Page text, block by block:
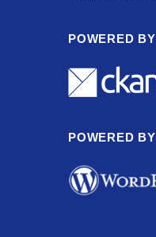
POWERED BY
POWERED BY